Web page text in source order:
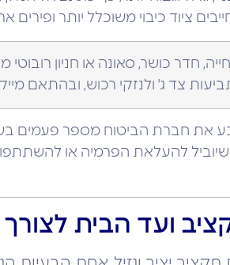
ציוד כיבוי משוכלל יותר ופירים
חדר כושר, סאונה או חניון
צד ג' ולנזקי רכוש, ובהתאם
את חברת הביטוח מספר פעמים
שיוביל להעלאת הפרמיה או
ועד הבית לצורך